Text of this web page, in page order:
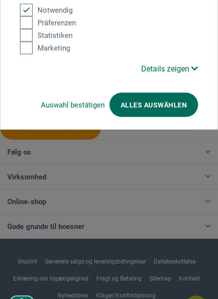
Notwendig
Präferenzen
Statistiken
Marketing
Details zeigen
Auswahl bestätigen ALLES AUSWÄHLEN
Betalingsmetoder
ANNULLER BESTILLING
Følg os
Virksomhed
Online-shop
Gode grunde til boesner
Imprint Generelle salgs-og leveringsbetingelser Databeskyttelse
Erklæring om tilgængelighed Fragt og Betaling Sitemap Kontakt
Nyhedsbrev Klager/Konfliktløsning